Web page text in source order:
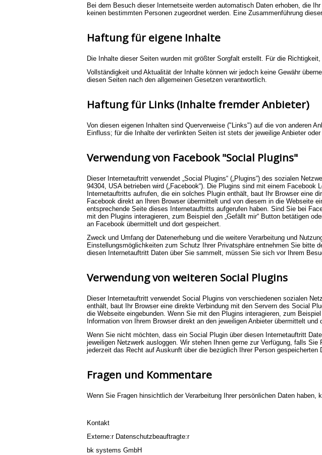
Bei dem Besuch dieser Internetseite werden automatisch Daten erhoben, die
keinen bestimmten Personen zugeordnet werden. Eine Zusammenführung
Haftung für eigene Inhalte
Die Inhalte dieser Seiten wurden mit größter Sorgfalt erstellt. Für die Richtigkeit,
Vollständigkeit und Aktualität der Inhalte können wir jedoch keine Gewähr
diesen Seiten nach den allgemeinen Gesetzen verantwortlich.
Haftung für Links (Inhalte fremder Anbieter)
Von diesen eigenen Inhalten sind Querverweise ("Links") auf die von anderen
Einfluss; für die Inhalte der verlinkten Seiten ist stets der jeweilige Anbieter
Verwendung von Facebook "Social Plugins"
Dieser Internetauftritt verwendet „Social Plugins“ („Plugins“) des sozialen
94304, USA betrieben wird („Facebook“). Die Plugins sind mit einem
Internetauftritts aufrufen, die ein solches Plugin enthält, baut Ihr Browser eine
Facebook direkt an Ihren Browser übermittelt und von diesem in die Webseite
entsprechende Seite dieses Internetauftritts aufgerufen haben. Sind Sie bei
mit den Plugins interagieren, zum Beispiel den „Gefällt mir“ Button betätigen
an Facebook übermittelt und dort gespeichert.
Zweck und Umfang der Datenerhebung und die weitere Verarbeitung und
Einstellungsmöglichkeiten zum Schutz Ihrer Privatsphäre entnehmen Sie bitte
diesen Internetauftritt Daten über Sie sammelt, müssen Sie sich vor Ihrem
Verwendung von weiteren Social Plugins
Dieser Internetauftritt verwendet Social Plugins von verschiedenen sozialen
enthält, baut Ihr Browser eine direkte Verbindung mit den Servern des Social
die Webseite eingebunden. Wenn Sie mit den Plugins interagieren, zum
Information von Ihrem Browser direkt an den jeweiligen Anbieter übermittelt und
Wenn Sie nicht möchten, dass ein Social Plugin über diesen Internetauftritt
jeweiligen Netzwerk ausloggen. Wir stehen Ihnen gerne zur Verfügung, falls
jederzeit das Recht auf Auskunft über die bezüglich Ihrer Person
Fragen und Kommentare
Wenn Sie Fragen hinsichtlich der Verarbeitung Ihrer persönlichen Daten
Kontakt
Externe:r Datenschutzbeauftragte:r
bk systems GmbH